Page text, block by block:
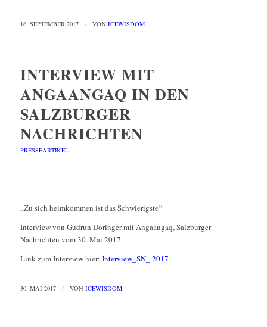
16. SEPTEMBER 2017 / VON ICEWISDOM
INTERVIEW MIT
ANGAANGAQ IN DEN
SALZBURGER
NACHRICHTEN
PRESSEARTIKEL
„Zu sich heimkommen ist das Schwierigste“
Interview von Gudrun Doringer mit Angaangaq, Salzburger
Nachrichten vom 30. Mai 2017.
Link zum Interview hier: Interview_SN_ 2017
30. MAI 2017 / VON ICEWISDOM